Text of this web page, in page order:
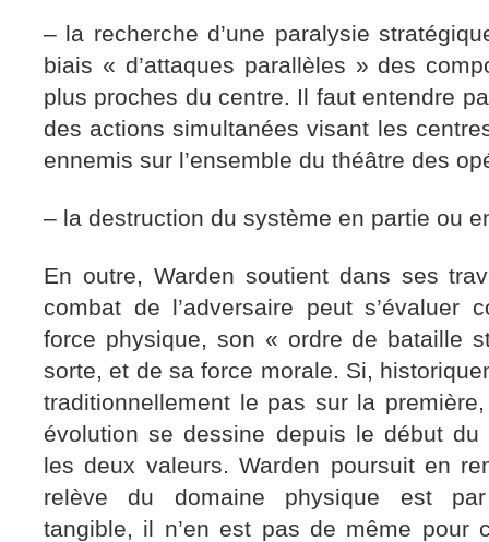
– la recherche d’une paralysie
biais « d’attaques parallèles » des
plus proches du centre. Il faut entendre
des actions simultanées visant les
ennemis sur l’ensemble du théâtre des
– la destruction du système en partie ou
En outre, Warden soutient dans ses
combat de l’adversaire peut s’évaluer
force physique, son « ordre de bataille
sorte, et de sa force morale. Si,
traditionnellement le pas sur la
évolution se dessine depuis le début du
les deux valeurs. Warden poursuit en
relève du domaine physique est par
tangible, il n’en est pas de même pour